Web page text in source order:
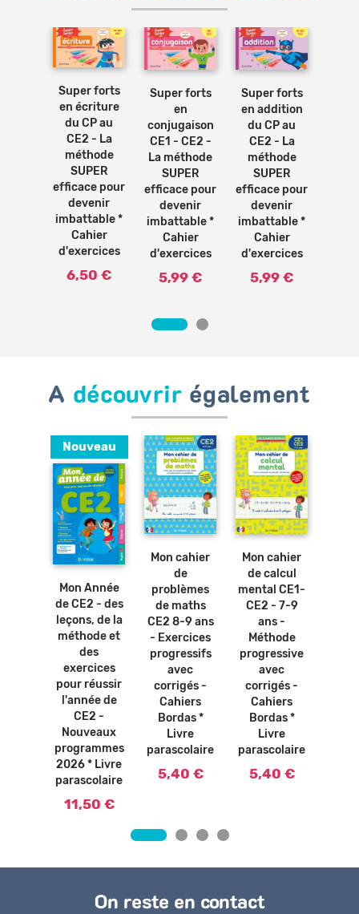
Ajouter
au
Super forts
en écriture
du CP au
CE2 - La
méthode
SUPER
efficace pour
devenir
imbattable *
Cahier
d'exercices
6,50 €
Ajouter
au
Super forts
en
conjugaison
CE1 - CE2 -
La méthode
SUPER
efficace pour
devenir
imbattable *
Cahier
d'exercices
5,99 €
Ajouter
au
Super forts
en addition
du CP au
CE2 - La
méthode
SUPER
efficace pour
devenir
imbattable *
Cahier
d'exercices
5,99 €
A découvrir également
Nouveau
Ajouter
au
Mon Année
de CE2 - des
leçons, de la
méthode et
des
exercices
pour réussir
l'année de
CE2 -
Nouveaux
programmes
2026 * Livre
parascolaire
11,50 €
Ajouter
au
Mon cahier
de
problèmes
de maths
CE2 8-9 ans
- Exercices
progressifs
avec
corrigés -
Cahiers
Bordas *
Livre
parascolaire
5,40 €
Ajouter
au
Mon cahier
de calcul
mental CE1-
CE2 - 7-9
ans -
Méthode
progressive
avec
corrigés -
Cahiers
Bordas *
Livre
parascolaire
5,40 €
On reste en contact